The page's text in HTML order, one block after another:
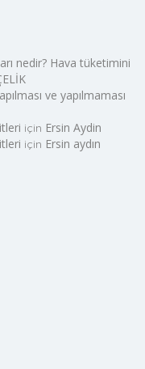
nedir? Hava tüketimini
ve yapılmaması
için Ersin Aydin
için Ersin aydın